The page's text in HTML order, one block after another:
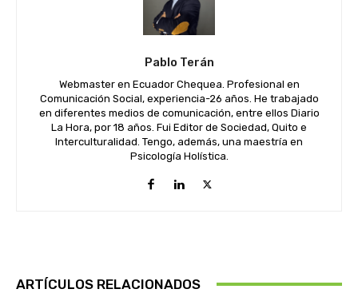
Pablo Terán
Webmaster en Ecuador Chequea. Profesional en
Comunicación Social, experiencia-26 años. He trabajado
en diferentes medios de comunicación, entre ellos Diario
La Hora, por 18 años. Fui Editor de Sociedad, Quito e
Interculturalidad. Tengo, además, una maestría en
Psicología Holística.
ARTÍCULOS RELACIONADOS